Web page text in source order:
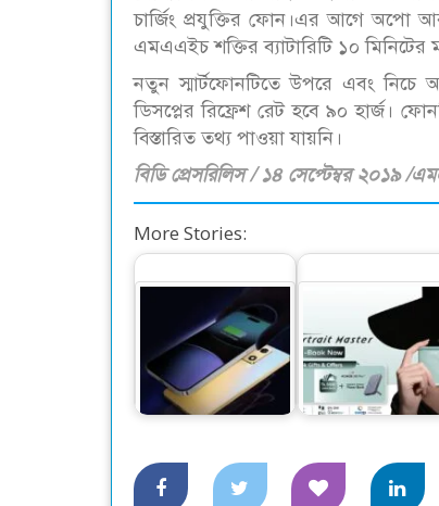
চার্জিং প্রযুক্তির ফোন।এর আগে অপো
এমএএইচ শক্তির ব্যাটারিটি ১০ মিনিটের
নতুন স্মার্টফোনটিতে উপরে এবং নিচে
ডিসপ্লের রিফ্রেশ রেট হবে ৯০ হার্জ।
বিস্তারিত তথ্য পাওয়া যায়নি।
বিডি প্রেসরিলিস / ১৪ সেপ্টেম্বর ২০১৯ /
More Stories:
রিভার্স ওয়্যারলেস চার্জিং
কী, আর কীভাবে কাজ
করে
অনার ২০০ এবং ২০০
প্রো প্রি-বুকিংয়ে
অফার